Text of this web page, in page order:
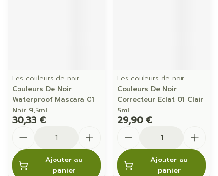
Les couleurs de noir
Couleurs De Noir
Waterproof Mascara 01
Noir 9,5ml
30,33 €
Ajouter au
panier
Les couleurs de noir
Couleurs De Noir
Correcteur Eclat 01 Clair
5ml
29,90 €
Ajouter au
panier